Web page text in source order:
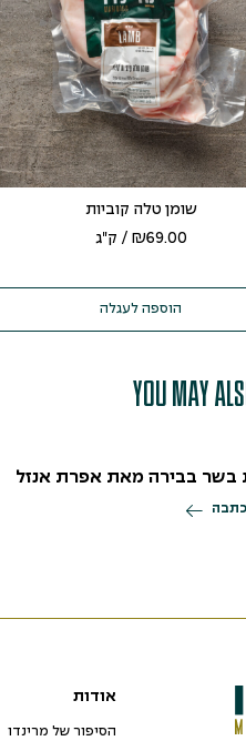
שומן טלה קוביות
₪69.00 / ק"ג
הוספה לעגלה
You may
בשר בבירה מאת אפרת אנזל
אודות
הסיפור של מרינדו